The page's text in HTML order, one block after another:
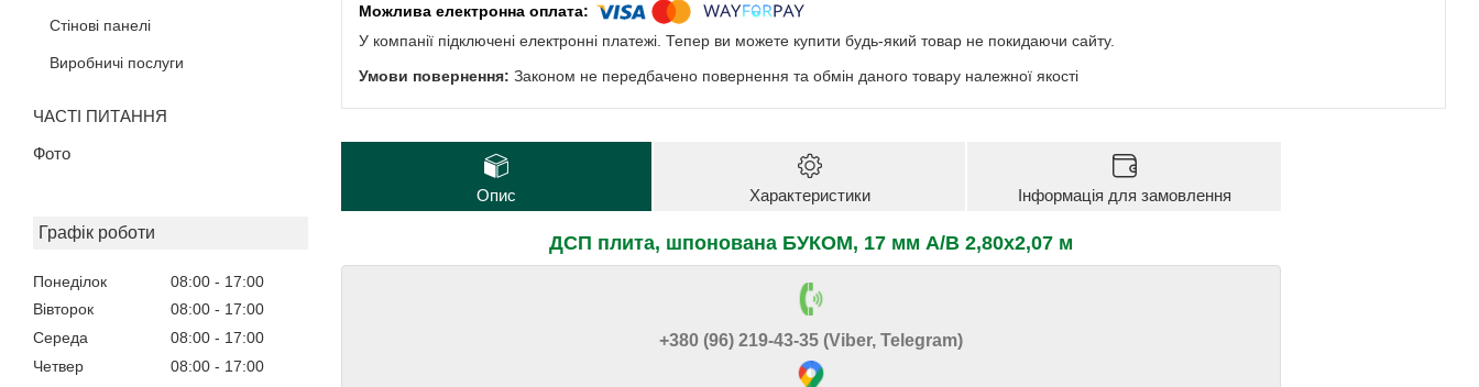
Стінові панелі
Виробничі послуги
ЧАСТІ ПИТАННЯ
Фото
Графік роботи
Понеділок 08:00
17:00
Вівторок
08:00
17:00
Середа
08:00
17:00
Четвер
08:00
17:00
У компанії підключені електронні платежі. Тепер ви можете купити будь-який товар не покидаючи сайту.
Законом не передбачено повернення та обмін даного товару належної якості
Опис Характеристики Інформація для замовлення
ДСП плита, шпонована БУКОМ, 17 мм А/В 2,80х2,07 м
+380 (96) 219-43-35 (Viber, Telegram)